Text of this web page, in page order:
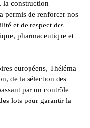
la construction
permis de renforcer nos
et de respect des
pharmaceutique et
européens, Théléma
de la sélection des
par un contrôle
lots pour garantir la